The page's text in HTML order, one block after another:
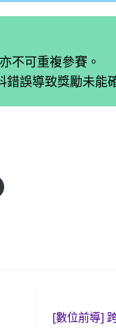
不可重複參賽。
誤導致獎勵未能
[數位前導]